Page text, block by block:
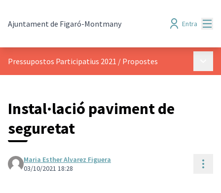
Ajuntament de Figaró-Montmany Entra
Pressupostos Participatius 2021 / Propostes
Instal·lació paviment de
seguretat
Maria Esther Alvarez Figuera
03/10/2021 18:28